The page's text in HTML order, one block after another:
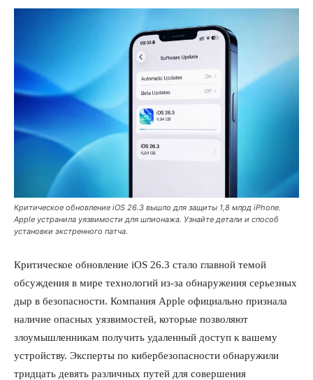
Критическое обновление iOS 26.3 вышло для защиты 1,8 млрд iPhone.
Apple устранила уязвимости для шпионажа. Узнайте детали и способ
установки экстренного патча.
Критическое обновление iOS 26.3 стало главной темой
обсуждения в мире технологий из-за обнаружения серьезных
дыр в безопасности. Компания Apple официально признала
наличие опасных уязвимостей, которые позволяют
злоумышленникам получить удаленный доступ к вашему
устройству. Эксперты по кибербезопасности обнаружили
тридцать девять различных путей для совершения